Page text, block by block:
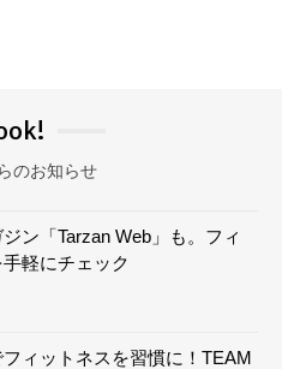
のお知らせ
ン「Tarzan Web」も。フィ
軽にチェック
ィットネスを習慣に！TEAM